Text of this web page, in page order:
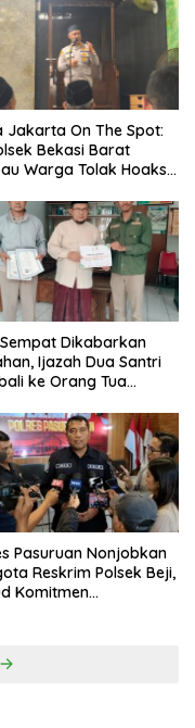
Jakarta On The Spot:
Bekasi Barat
Warga Tolak Hoaks
Jumat
Dikabarkan
Ijazah Dua Santri
ke Orang Tua
Pasuruan Nonjobkan
Reskrim Polsek Beji,
Komitmen